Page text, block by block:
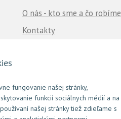
fungovanie našej stránky,
funkcií sociálnych médií a na
našej stránky tiež zdieľame s
O nás - kto sme a čo
Kontakty
shop Pohoda Connectorby NextCom s.r.o.